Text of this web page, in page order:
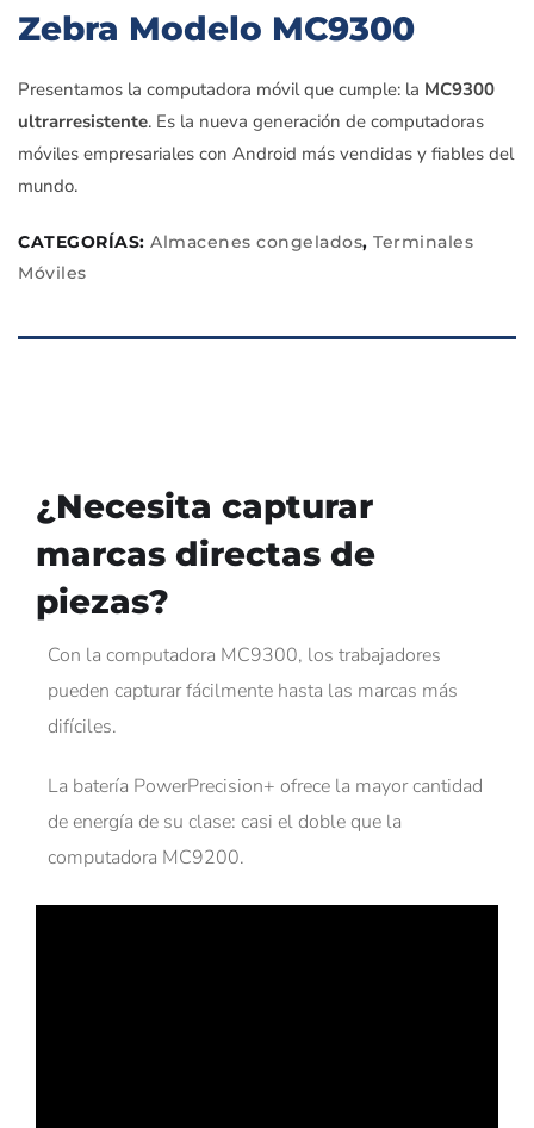
Zebra Modelo MC9300
Presentamos la computadora móvil que cumple: la MC9300
ultrarresistente. Es la nueva generación de computadoras
móviles empresariales con Android más vendidas y fiables del
mundo.
CATEGORÍAS: Almacenes congelados, Terminales
Móviles
¿Necesita capturar
marcas directas de
piezas?
Con la computadora MC9300, los trabajadores
pueden capturar fácilmente hasta las marcas más
difíciles.
La batería PowerPrecision+ ofrece la mayor cantidad
de energía de su clase: casi el doble que la
computadora MC9200.